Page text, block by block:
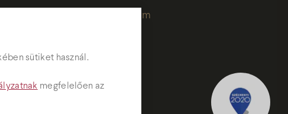
sütiket használ.
megfelelően az
Impresszum